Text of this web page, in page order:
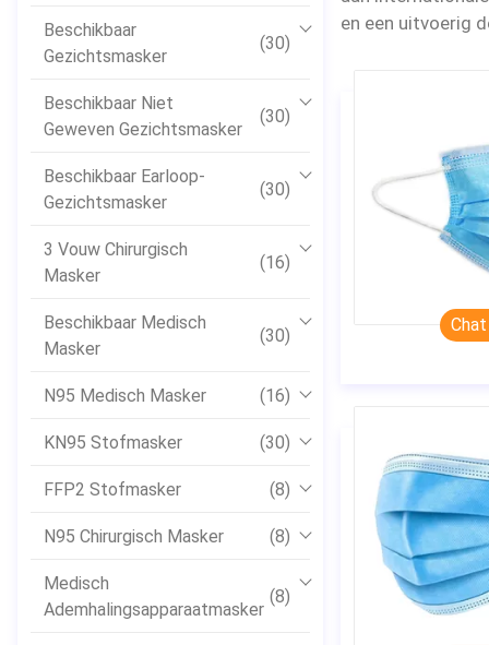
Beschikbaar
Gezichtsmasker
(30)
Beschikbaar Niet
Geweven Gezichtsmasker
(30)
Beschikbaar Earloop-
Gezichtsmasker
(30)
3 Vouw Chirurgisch
Masker
(16)
Beschikbaar Medisch
Masker
(30)
N95 Medisch Masker (16)
KN95 Stofmasker (30)
FFP2 Stofmasker (8)
N95 Chirurgisch Masker (8)
Medisch
Ademhalingsapparaatmasker
(8)
en een uitvoerig